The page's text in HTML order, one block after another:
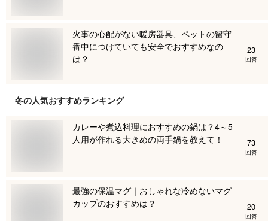
火事の心配がない暖房器具、ペットの留守
番中につけていても安全でおすすめなの
は？
23
回答
冬の人気おすすめランキング
カレーや煮込料理におすすめの鍋は？4～5
人用が作れる大きめの両手鍋を教えて！
73
回答
最強の保温マグ｜おしゃれな冷めないマグ
カップのおすすめは？
20
回答